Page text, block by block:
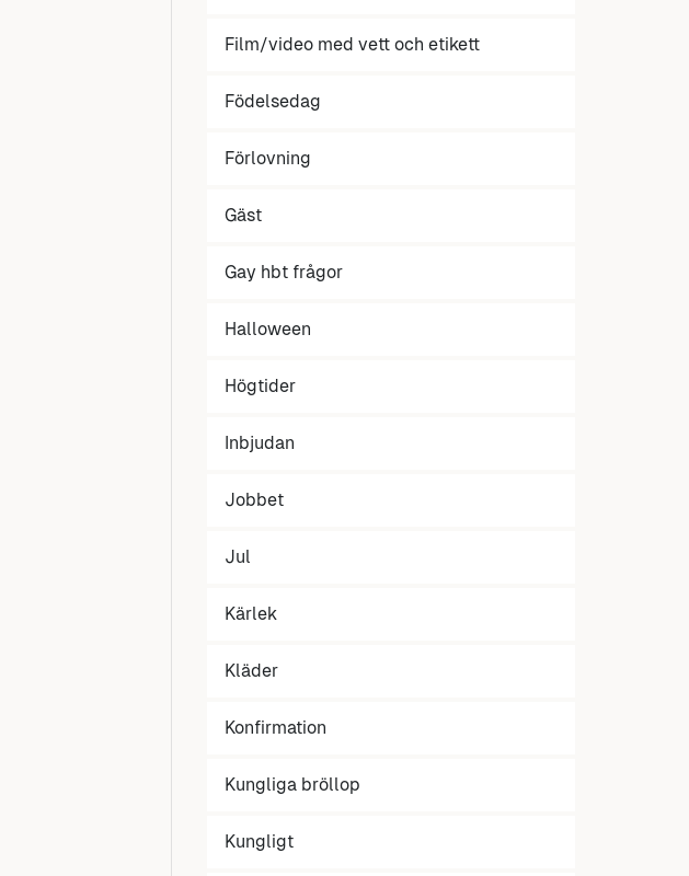
Film/video med vett och etikett
Födelsedag
Förlovning
Gäst
Gay hbt frågor
Halloween
Högtider
Inbjudan
Jobbet
Jul
Kärlek
Kläder
Konfirmation
Kungliga bröllop
Kungligt